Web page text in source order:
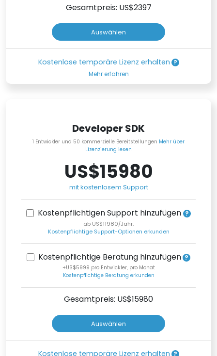
Gesamtpreis: US$2397
Auswählen
Kostenlose temporäre Lizenz erhalten
Mehr erfahren
Developer SDK
1 Entwickler und 50 kommerzielle Bereitstellungen Mehr über
Lizenzierung lesen
US$15980
mit kostenlosem Support
Kostenpflichtigen Support hinzufügen
ab US$11980/Jahr.
Kostenpflichtige Support-Optionen erkunden
Kostenpflichtige Beratung hinzufügen
+US$5999 pro Entwickler, pro Monat
Kostenpflichtige Beratung erkunden
Gesamtpreis: US$15980
Auswählen
Kostenlose temporäre Lizenz erhalten